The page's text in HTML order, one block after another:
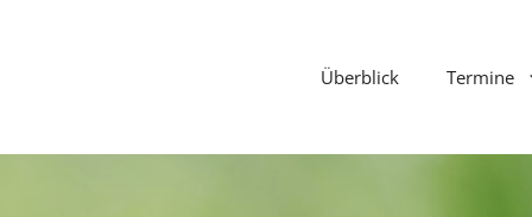
Überblick Termine